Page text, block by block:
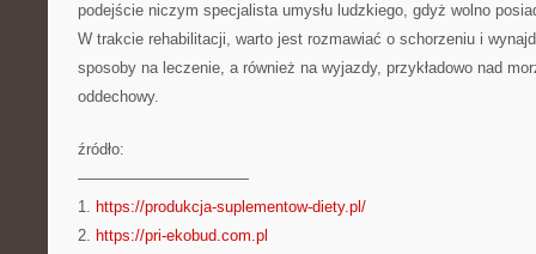
podejście niczym specjalista umysłu ludzkiego, gdyż wolno
W trakcie rehabilitacji, warto jest rozmawiać o schorzeniu i
sposoby na leczenie, a również na wyjazdy, przykładowo nad
oddechowy.
źródło:
———————————
1. https://produkcja-suplementow-diety.pl/
2. https://pri-ekobud.com.pl